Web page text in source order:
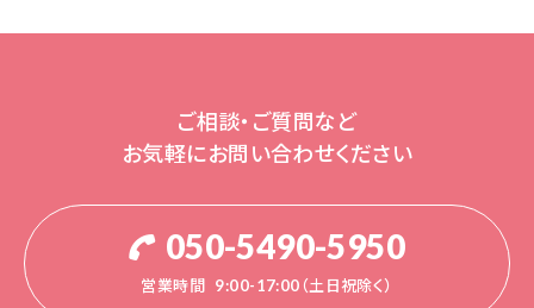
ご相談・ご質問など
お気軽にお問い合わせください
050-5490-5950
営業時間 9:00-17:00（土日祝除く）